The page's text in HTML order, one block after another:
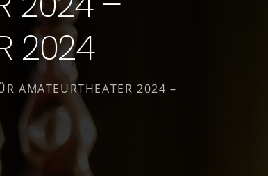
2024
AMATEURTHEATER 2024 –